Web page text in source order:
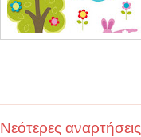
Νεότερες αναρτήσεις